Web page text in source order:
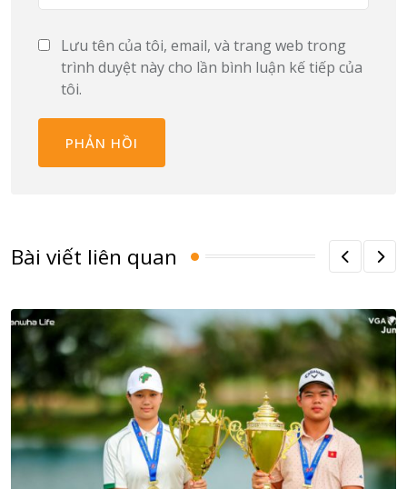
Lưu tên của tôi, email, và trang web trong
trình duyệt này cho lần bình luận kế tiếp của
tôi.
Bài viết liên quan